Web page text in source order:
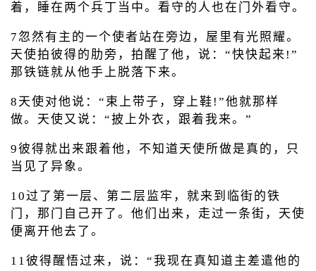
着，睡在两个兵丁当中。看守的人也在门外看守。
7忽然有主的一个使者站在旁边，屋里有光照耀。
天使拍彼得的肋旁，拍醒了他，说：“快快起来!”
那铁链就从他手上脱落下来。
8天使对他说：“束上带子，穿上鞋!”他就那样
做。天使又说：“披上外衣，跟着我来。”
9彼得就出来跟着他，不知道天使所做是真的，只
当见了异象。
10过了第一层、第二层监牢，就来到临街的铁
门，那门自己开了。他们出来，走过一条街，天使
便离开他去了。
11彼得醒悟过来，说：“我现在真知道主差遣他的